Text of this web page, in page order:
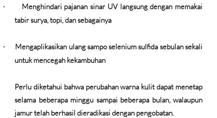
·
Menghindari pajanan sinar UV langsung dengan memakai
tabir surya, topi, dan sebagainya
·
Mengaplikasikan ulang sampo selenium sulfida sebulan sekali
untuk mencegah kekambuhan
Perlu diketahui bahwa perubahan warna kulit dapat menetap
selama beberapa minggu sampai beberapa bulan, walaupun
jamur telah berhasil dieradikasi dengan pengobatan.